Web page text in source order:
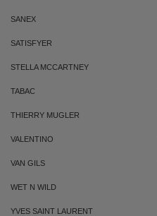
SANEX
SATISFYER
STELLA MCCARTNEY
TABAC
THIERRY MUGLER
VALENTINO
VAN GILS
WET N WILD
YVES SAINT LAURENT